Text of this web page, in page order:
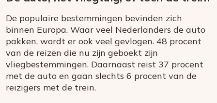
De populaire bestemmingen bevinden zich
binnen Europa. Waar veel Nederlanders de auto
pakken, wordt er ook veel gevlogen. 48 procent
van de reizen die nu zijn geboekt zijn
vliegbestemmingen. Daarnaast reist 37 procent
met de auto en gaan slechts 6 procent van de
reizigers met de trein.